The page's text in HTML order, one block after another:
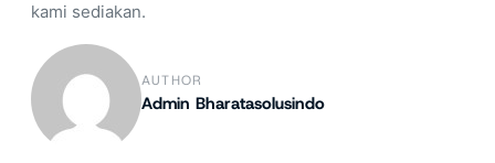
kami sediakan.
AUTHOR
Admin Bharatasolusindo